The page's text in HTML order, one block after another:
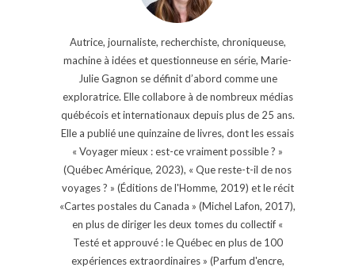
Autrice, journaliste, recherchiste, chroniqueuse,
machine à idées et questionneuse en série, Marie-
Julie Gagnon se définit d’abord comme une
exploratrice. Elle collabore à de nombreux médias
québécois et internationaux depuis plus de 25 ans.
Elle a publié une quinzaine de livres, dont les essais
« Voyager mieux : est-ce vraiment possible ? »
(Québec Amérique, 2023), « Que reste-t-il de nos
voyages ? » (Éditions de l'Homme, 2019) et le récit
«Cartes postales du Canada » (Michel Lafon, 2017),
en plus de diriger les deux tomes du collectif «
Testé et approuvé : le Québec en plus de 100
expériences extraordinaires » (Parfum d'encre,